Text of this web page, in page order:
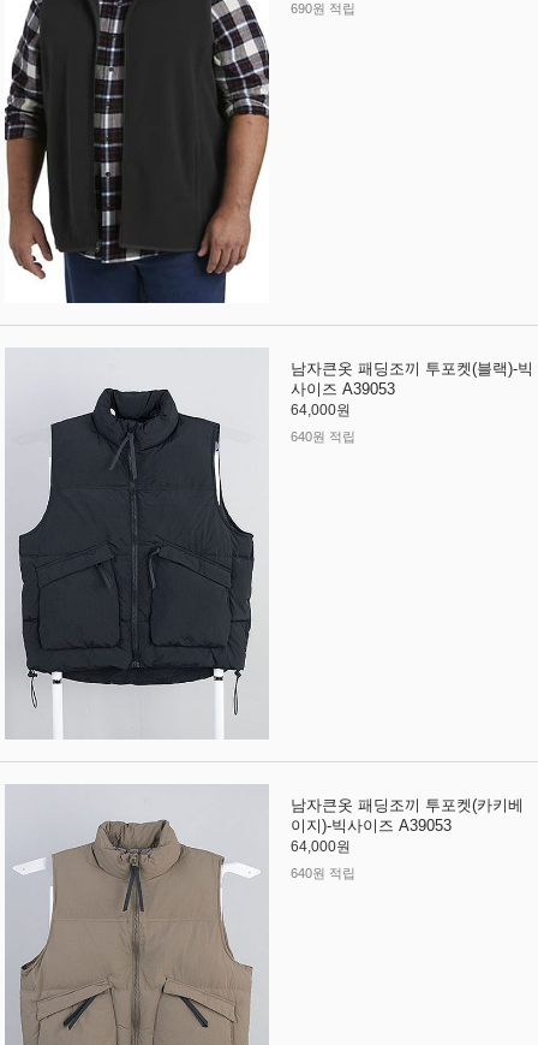
690원 적립
남자큰옷 패딩조끼 투포켓(블랙)-빅
사이즈 A39053
64,000원
640원 적립
남자큰옷 패딩조끼 투포켓(카키베
이지)-빅사이즈 A39053
64,000원
640원 적립